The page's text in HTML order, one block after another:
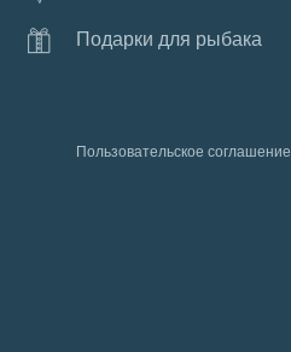
Подарки для рыбака
Пользовательское соглашение